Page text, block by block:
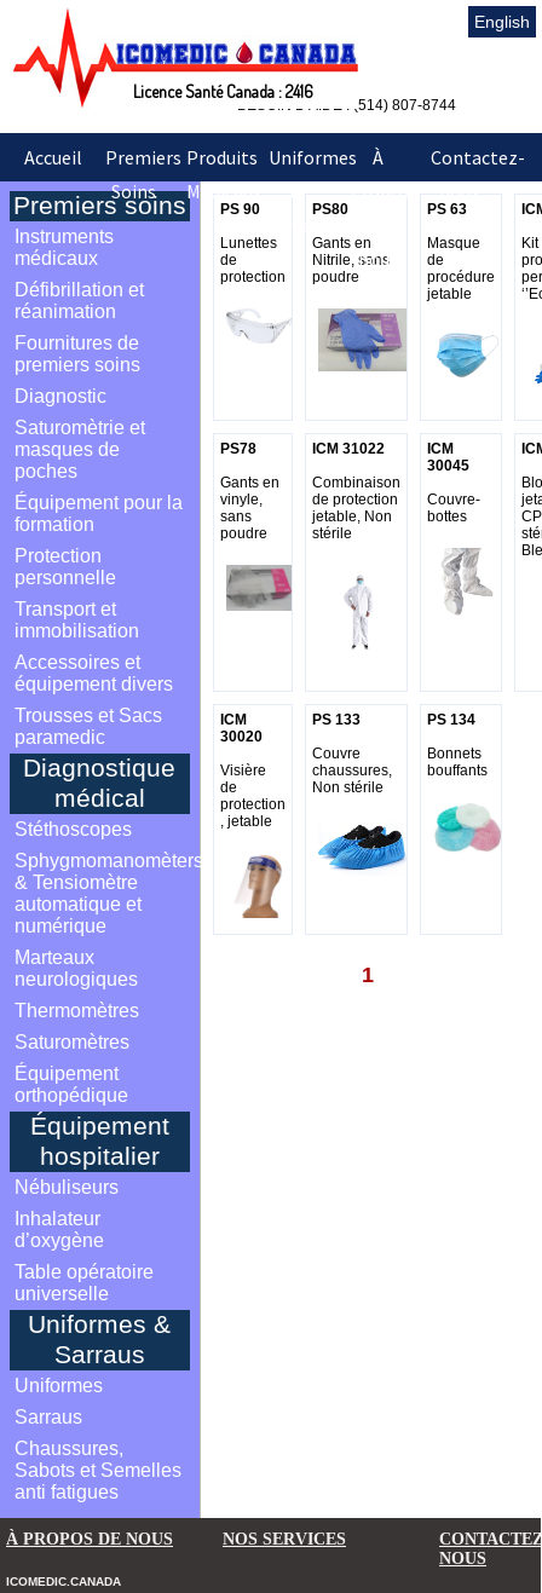
Licence Santé Canada : 2416
English
BESOIN D'AIDE : (514) 807-8744
Accueil
Premiers
Soins
Produits
Médicaux
Uniformes
À
Propos
nous
Contactez-
nous
Premiers soins
Instruments
médicaux
Défibrillation et
réanimation
Fournitures de
premiers soins
Diagnostic
Saturomètrie et
masques de
poches
Équipement pour la
formation
Protection
personnelle
Transport et
immobilisation
Accessoires et
équipement divers
Trousses et Sacs
paramedic
Diagnostique
médical
Stéthoscopes
Sphygmomanomèters
& Tensiomètre
automatique et
numérique
Marteaux
neurologiques
Thermomètres
Saturomètres
Équipement
orthopédique
Équipement
hospitalier
Nébuliseurs
Inhalateur
d’oxygène
Table opératoire
universelle
Uniformes &
Sarraus
Uniformes
Sarraus
Chaussures,
Sabots et Semelles
anti fatigues
PS 90
Lunettes
de
protection
PS80
Gants en
Nitrile, sans
poudre
PS 63
Masque
de
procédure
jetable
PS78
Gants en
vinyle,
sans
poudre
ICM 31022
Combinaison
de protection
jetable, Non
stérile
ICM
30045
Couvre-
bottes
ICM
30020
Visière
de
protection
, jetable
PS 133
Couvre
chaussures,
Non stérile
PS 134
Bonnets
bouffants
1
À PROPOS DE NOUS
ICOMEDIC.CANADA
NOS SERVICES
CONTACTEZ
NOUS